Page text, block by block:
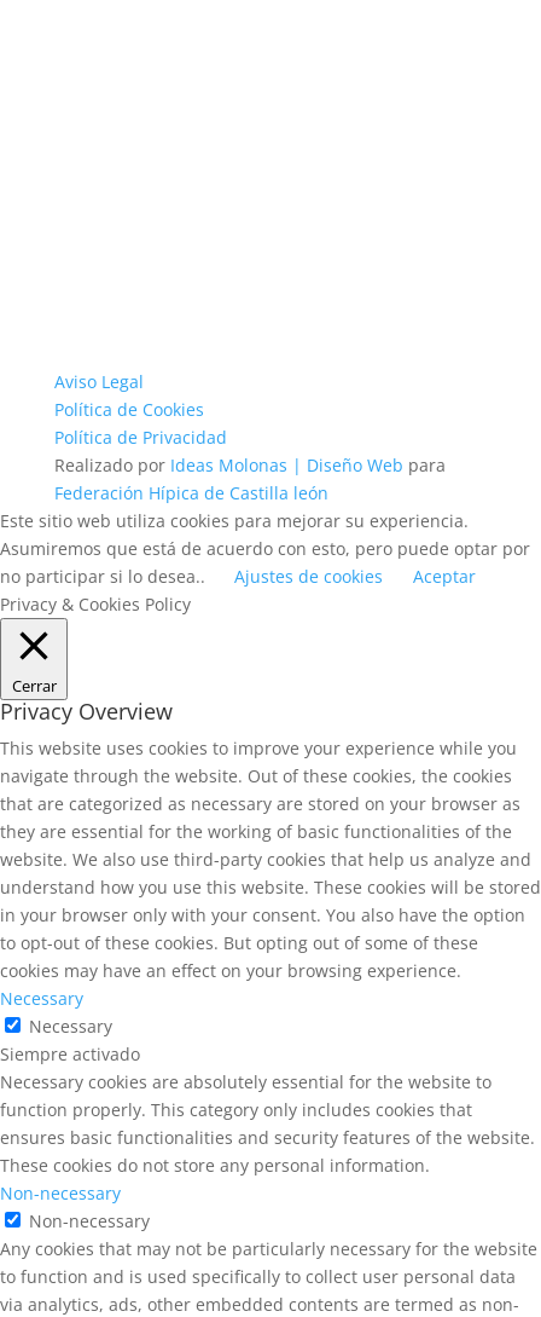
Aviso Legal
Política de Cookies
Política de Privacidad
Realizado por Ideas Molonas | Diseño Web para
Federación Hípica de Castilla león
Este sitio web utiliza cookies para mejorar su experiencia.
Asumiremos que está de acuerdo con esto, pero puede optar por
no participar si lo desea..
Ajustes de cookies
Aceptar
Privacy & Cookies Policy
Cerrar
Privacy Overview
This website uses cookies to improve your experience while you
navigate through the website. Out of these cookies, the cookies
that are categorized as necessary are stored on your browser as
they are essential for the working of basic functionalities of the
website. We also use third-party cookies that help us analyze and
understand how you use this website. These cookies will be stored
in your browser only with your consent. You also have the option
to opt-out of these cookies. But opting out of some of these
cookies may have an effect on your browsing experience.
Necessary
Necessary
Siempre activado
Necessary cookies are absolutely essential for the website to
function properly. This category only includes cookies that
ensures basic functionalities and security features of the website.
These cookies do not store any personal information.
Non-necessary
Non-necessary
Any cookies that may not be particularly necessary for the website
to function and is used specifically to collect user personal data
via analytics, ads, other embedded contents are termed as non-